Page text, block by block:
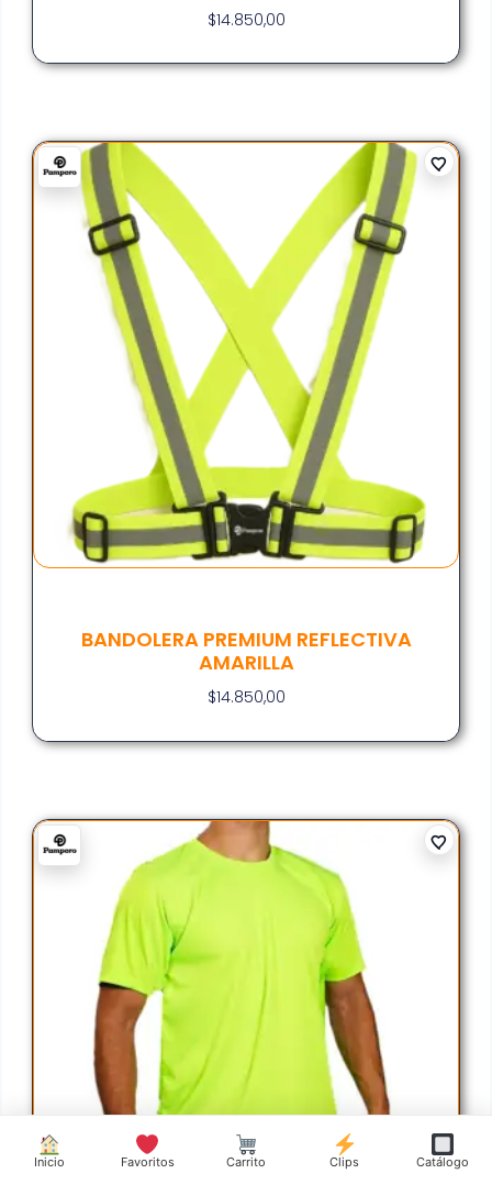
$14.850,00
BANDOLERA PREMIUM REFLECTIVA
AMARILLA
$14.850,00
Inicio Favoritos Carrito Clips Catálogo